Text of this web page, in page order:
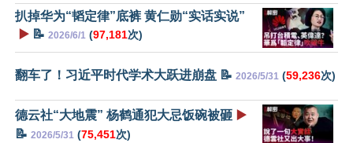
扒掉华为“韬定律”底裤 黄仁勋“实话实说”
▶️ 📝 2026/6/1 (97,181次)
翻车了！习近平时代学术大跃进崩盘 📝 2026/5/31 (59,236次)
德云社“大地震” 杨鹤通犯大忌饭碗被砸 ▶️
📝 2026/5/31 (75,451次)